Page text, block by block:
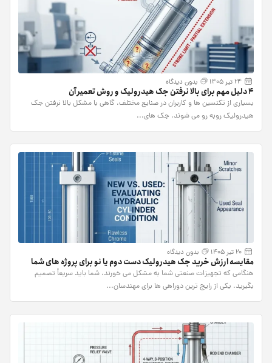
24 تیر 1405 بدون دیدگاه
4 دلیل مهم برای بالا نرفتن جک هیدرولیک و روش تعمیر آن
بسیاری از تکنسین ها و کاربران در صنایع مختلف، گاهی با مشکل بالا نرفتن جک
هیدرولیک روبه رو می شوند. جک های...
20 تیر 1405 بدون دیدگاه
مقایسه ارزش خرید جک هیدرولیک دست دوم یا نو برای پروژه های شما
هنگامی که تجهیزات صنعتی شما به مشکل می خورند، شما باید سریعاً تصمیم
بگیرید. یکی از رایج ترین دوراهی ها برای مهندسان...